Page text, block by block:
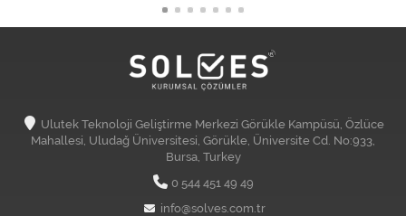
Ulutek Teknoloji Geliştirme Merkezi Görükle Kampüsü, Özlüce
Mahallesi, Uludağ Üniversitesi, Görükle, Üniversite Cd. No:933,
Bursa, Turkey
0 544 451 49 49
info@solves.com.tr